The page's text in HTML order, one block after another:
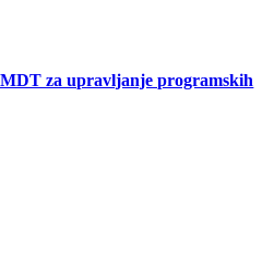
za upravljanje programskih